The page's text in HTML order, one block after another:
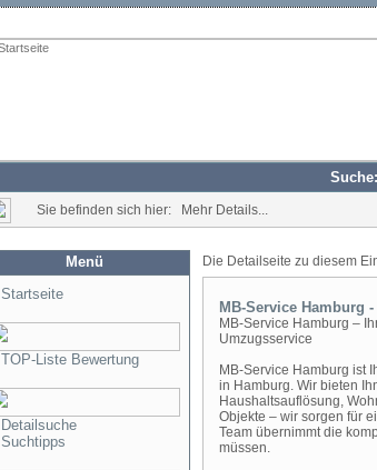
Sie befinden sich hier: Mehr Details...
Menü
Startseite
TOP-Liste Bewertung
Detailsuche
Suchtipps
Die Detailseite zu diesem
MB-Service Hamburg
MB-Service Hamburg –
Umzugsservice
MB-Service Hamburg ist
in Hamburg. Wir bieten
Haushaltsauflösung,
Objekte – wir sorgen für
Team übernimmt die
müssen.